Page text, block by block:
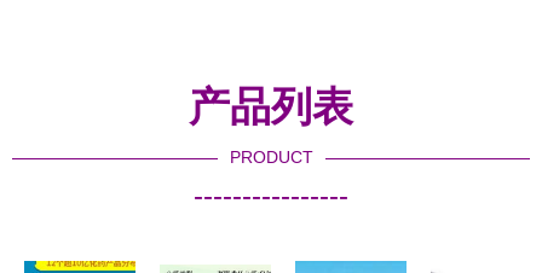
产品列表
PRODUCT
----------------